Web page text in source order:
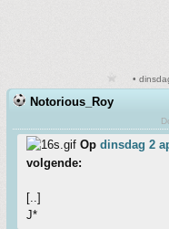
•
Notorious_Roy
Op dinsdag 2
volgende:
[..]
J*